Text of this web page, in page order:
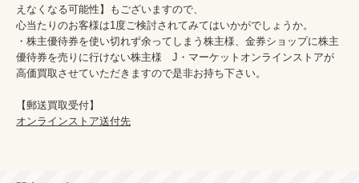
えなくなる可能性】もございますので、
心当たりのお客様は1度ご検討されてみてはいかがでしょうか。
・株主優待券を使い切れず余ってしまう株主様、金券ショップに株主
優待券を売りに行けない株主様　J・マーケットオンラインストアが
高価買取させていただきますので是非お持ち下さい。
オンラインストア送付先